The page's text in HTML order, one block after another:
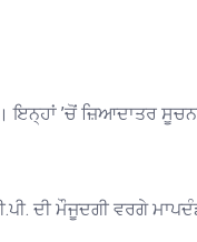
’ਚੋਂ ਜ਼ਿਆਦਾਤਰ
ਦੀ ਮੌਜੂਦਗੀ ਵਰਗੇ